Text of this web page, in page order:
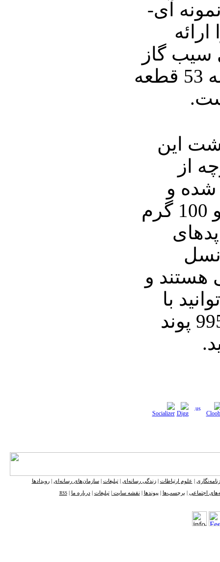
نمونه آی-
سیب گاز
زده اپل در پشت آن به 53 قطعه
این
از
شده و
وزن کلی آن دو کیلو و 100 گرم
نسل
هستند و
با
پرداخت 129 هزار و 995 پوند
علوم ارتباطات |زندگی رسانه‌ای |تبلیغات سازمان‌های رسانه‌ای |رویدادها
اجتماعی برچسب‌ها پیوندها نقشه ‌سایت تبلیغات |درباره ما |
RSS